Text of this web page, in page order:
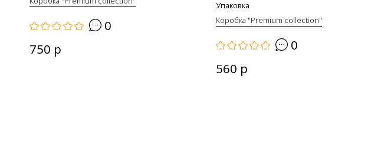
0
750 р
Упаковка
Коробка "Premium collection"
0
560 р